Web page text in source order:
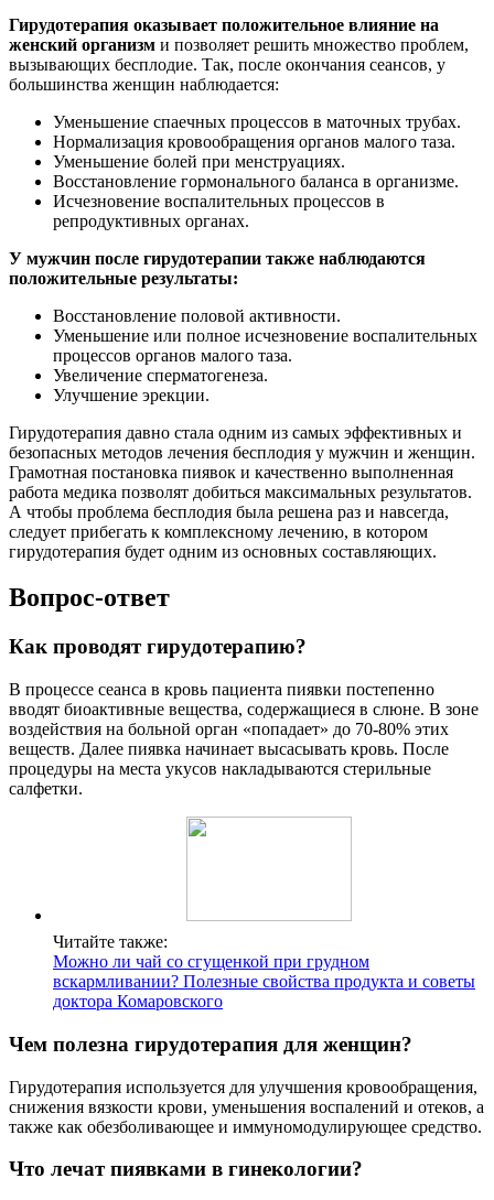
Гирудотерапия оказывает положительное влияние на
женский организм и позволяет решить множество проблем,
вызывающих бесплодие. Так, после окончания сеансов, у
большинства женщин наблюдается:
Уменьшение спаечных процессов в маточных трубах.
Нормализация кровообращения органов малого таза.
Уменьшение болей при менструациях.
Восстановление гормонального баланса в организме.
Исчезновение воспалительных процессов в
репродуктивных органах.
У мужчин после гирудотерапии также наблюдаются
положительные результаты:
Восстановление половой активности.
Уменьшение или полное исчезновение воспалительных
процессов органов малого таза.
Увеличение сперматогенеза.
Улучшение эрекции.
Гирудотерапия давно стала одним из самых эффективных и
безопасных методов лечения бесплодия у мужчин и женщин.
Грамотная постановка пиявок и качественно выполненная
работа медика позволят добиться максимальных результатов.
А чтобы проблема бесплодия была решена раз и навсегда,
следует прибегать к комплексному лечению, в котором
гирудотерапия будет одним из основных составляющих.
Вопрос-ответ
Как проводят гирудотерапию?
В процессе сеанса в кровь пациента пиявки постепенно
вводят биоактивные вещества, содержащиеся в слюне. В зоне
воздействия на больной орган «попадает» до 70-80% этих
веществ. Далее пиявка начинает высасывать кровь. После
процедуры на места укусов накладываются стерильные
салфетки.
Читайте также:
Можно ли чай со сгущенкой при грудном
вскармливании? Полезные свойства продукта и советы
доктора Комаровского
Чем полезна гирудотерапия для женщин?
Гирудотерапия используется для улучшения кровообращения,
снижения вязкости крови, уменьшения воспалений и отеков, а
также как обезболивающее и иммуномодулирующее средство.
Что лечат пиявками в гинекологии?